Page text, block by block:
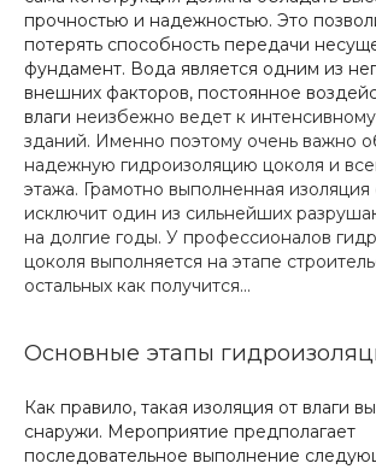
прочностью и надежностью. Это
потерять способность передачи
фундамент. Вода является одним из
внешних факторов, постоянное
влаги неизбежно ведет к
зданий. Именно поэтому очень важно
надежную гидроизоляцию цоколя и
этажа. Грамотно выполненная изоляция
исключит один из сильнейших
на долгие годы. У профессионалов
цоколя выполняется на этапе
остальных как получится...
Основные этапы
Как правило, такая изоляция от влаги
снаружи. Мероприятие предполагает
последовательное выполнение